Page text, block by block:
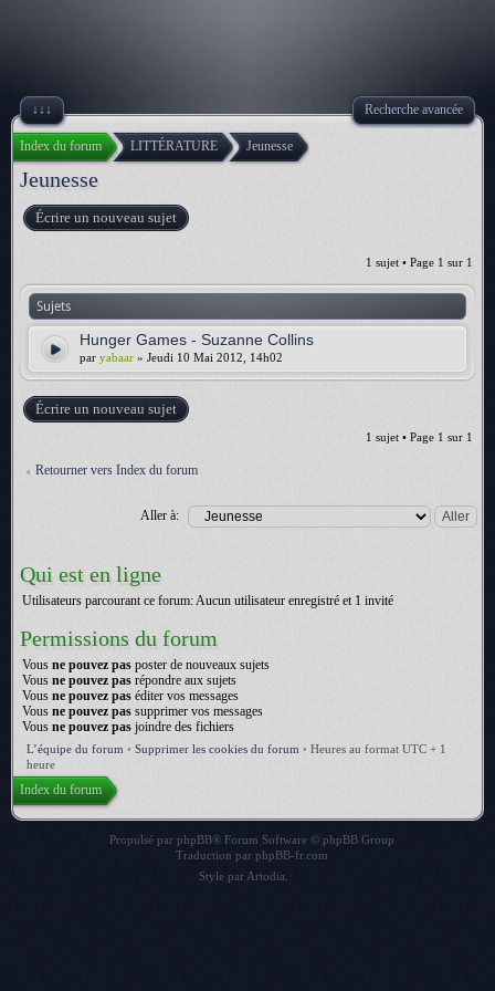
↓↓↓ Recherche avancée
Index du forum LITTÉRATURE Jeunesse
Jeunesse
Écrire un nouveau sujet
1 sujet • Page 1 sur 1
Sujets
Hunger Games - Suzanne Collins
par yabaar » Jeudi 10 Mai 2012, 14h02
Écrire un nouveau sujet
1 sujet • Page 1 sur 1
Retourner vers Index du forum
Aller à:
Qui est en ligne
Utilisateurs parcourant ce forum: Aucun utilisateur enregistré et 1 invité
Permissions du forum
Vous ne pouvez pas poster de nouveaux sujets
Vous ne pouvez pas répondre aux sujets
Vous ne pouvez pas éditer vos messages
Vous ne pouvez pas supprimer vos messages
Vous ne pouvez pas joindre des fichiers
L’équipe du forum • Supprimer les cookies du forum • Heures au format UTC + 1
heure
Index du forum
Propulsé par phpBB® Forum Software © phpBB Group
Traduction par phpBB-fr.com
Style par Artodia